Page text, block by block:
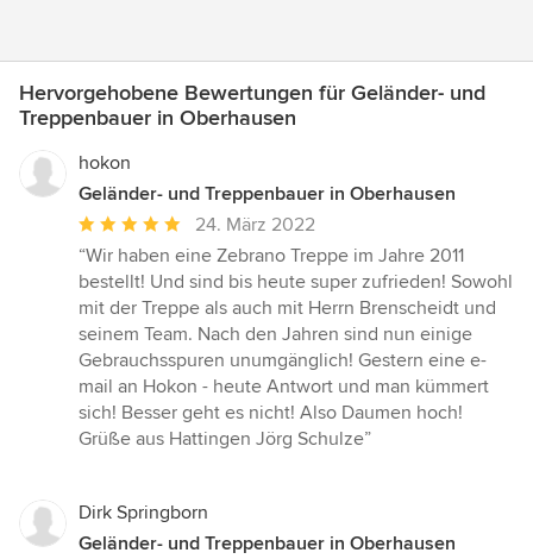
Hervorgehobene Bewertungen für Geländer- und
Treppenbauer in Oberhausen
hokon
Geländer- und Treppenbauer in Oberhausen
Durchschnittliche
Bewertung:
5
von
5
Sternen
24. März 2022
“Wir haben eine Zebrano Treppe im Jahre 2011
bestellt! Und sind bis heute super zufrieden! Sowohl
mit der Treppe als auch mit Herrn Brenscheidt und
seinem Team. Nach den Jahren sind nun einige
Gebrauchsspuren unumgänglich! Gestern eine e-
mail an Hokon - heute Antwort und man kümmert
sich! Besser geht es nicht! Also Daumen hoch!
Grüße aus Hattingen Jörg Schulze”
Dirk Springborn
Geländer- und Treppenbauer in Oberhausen